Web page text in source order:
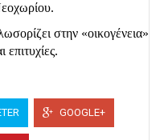
στην «οικογένεια»
GOOGLE+